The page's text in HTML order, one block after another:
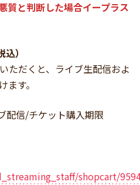
質と判断した場合イープラス
）
ただくと、ライブ生配信およ
す。
信/チケット購入期限
shopcart/